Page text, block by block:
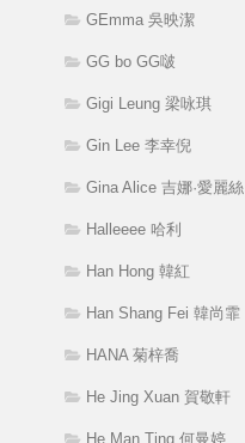
GEmma 吳映潔
GG bo GG啵
Gigi Leung 梁咏琪
Gin Lee 李幸倪
Gina Alice 吉娜·愛麗絲
Halleeee 哈利
Han Hong 韓紅
Han Shang Fei 韓尚霏
HANA 菊梓喬
He Jing Xuan 賀敬軒
He Man Ting 何曼婷